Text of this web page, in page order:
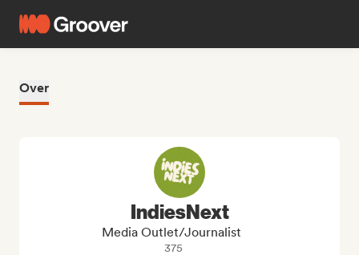
Over
IndiesNext
Media Outlet/Journalist
375